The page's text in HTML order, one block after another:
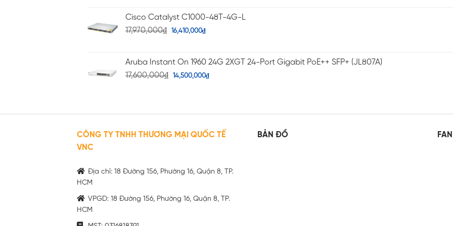
Cisco Catalyst C1000-48T-4G-L
17,970,000₫ 16,410,000₫
Aruba Instant On 1960 24G 2XGT 24-Port Gigabit PoE++ SFP+ (JL807A)
17,600,000₫ 14,500,000₫
CÔNG TY TNHH THƯƠNG MẠI QUỐC TẾ
VNC
Địa chỉ: 18 Đường 156, Phường 16, Quận 8, TP.
HCM
VPGD: 18 Đường 156, Phường 16, Quận 8, TP.
HCM
BẢN ĐỒ